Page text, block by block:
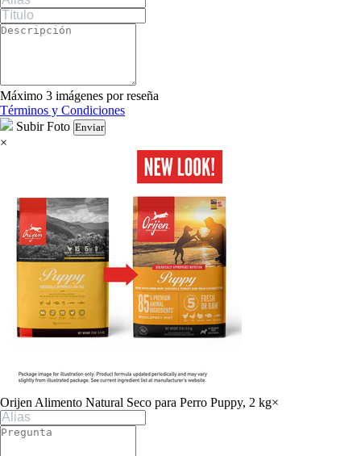
Máximo 3 imágenes por reseña
Términos y Condiciones
Subir Foto Enviar
×
Orijen Alimento Natural Seco para Perro Puppy, 2 kg×